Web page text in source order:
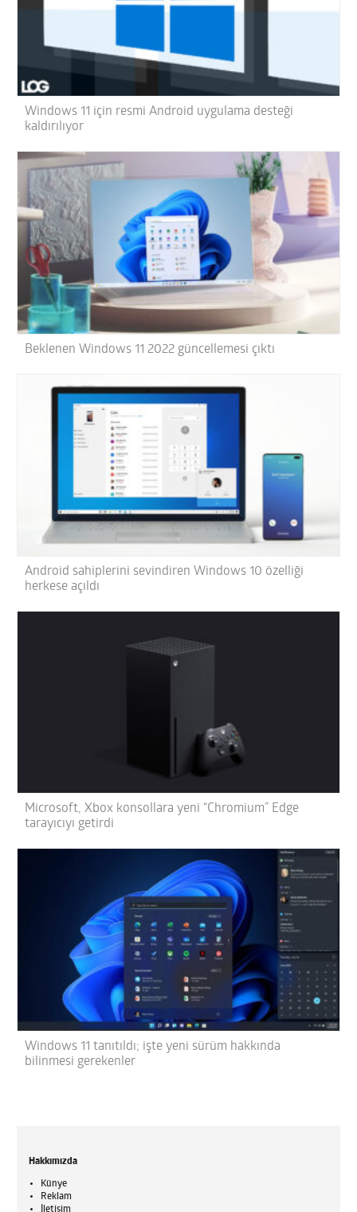
Windows 11 için resmi Android uygulama desteği
kaldırılıyor
Beklenen Windows 11 2022 güncellemesi çıktı
Android sahiplerini sevindiren Windows 10 özelliği
herkese açıldı
Microsoft, Xbox konsollara yeni “Chromium” Edge
tarayıcıyı getirdi
Windows 11 tanıtıldı; işte yeni sürüm hakkında
bilinmesi gerekenler
Hakkımızda
Künye
Reklam
İletişim